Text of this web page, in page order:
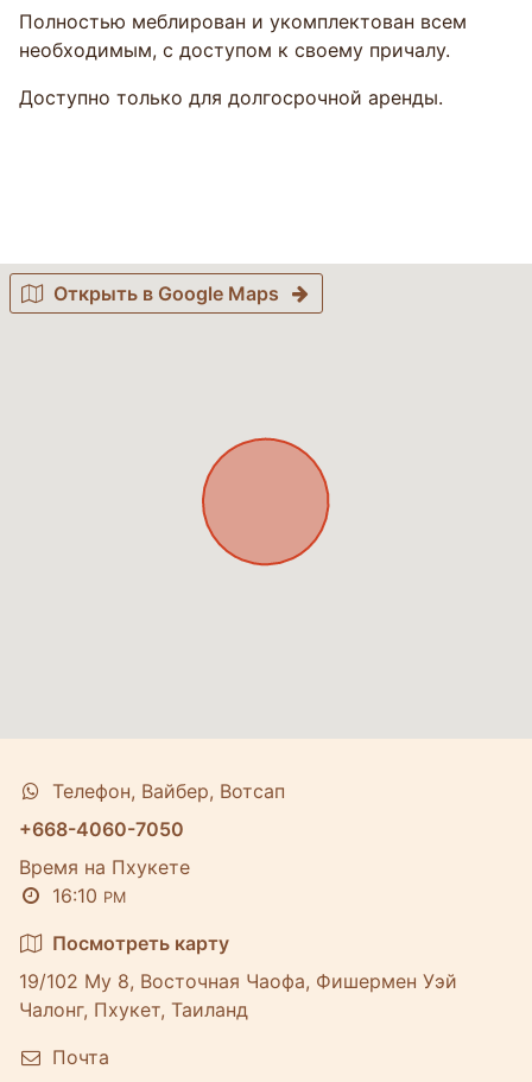
Полностью меблирован и укомплектован всем
необходимым, с доступом к своему причалу.
Доступно только для долгосрочной аренды.
Открыть в Google Maps
Телефон, Вайбер, Вотсап
+668-4060-7050
Время на Пхукете
16:10 PM
Посмотреть карту
19/102 Му 8, Восточная Чаофа, Фишермен Уэй
Чалонг, Пхукет, Таиланд
Почта